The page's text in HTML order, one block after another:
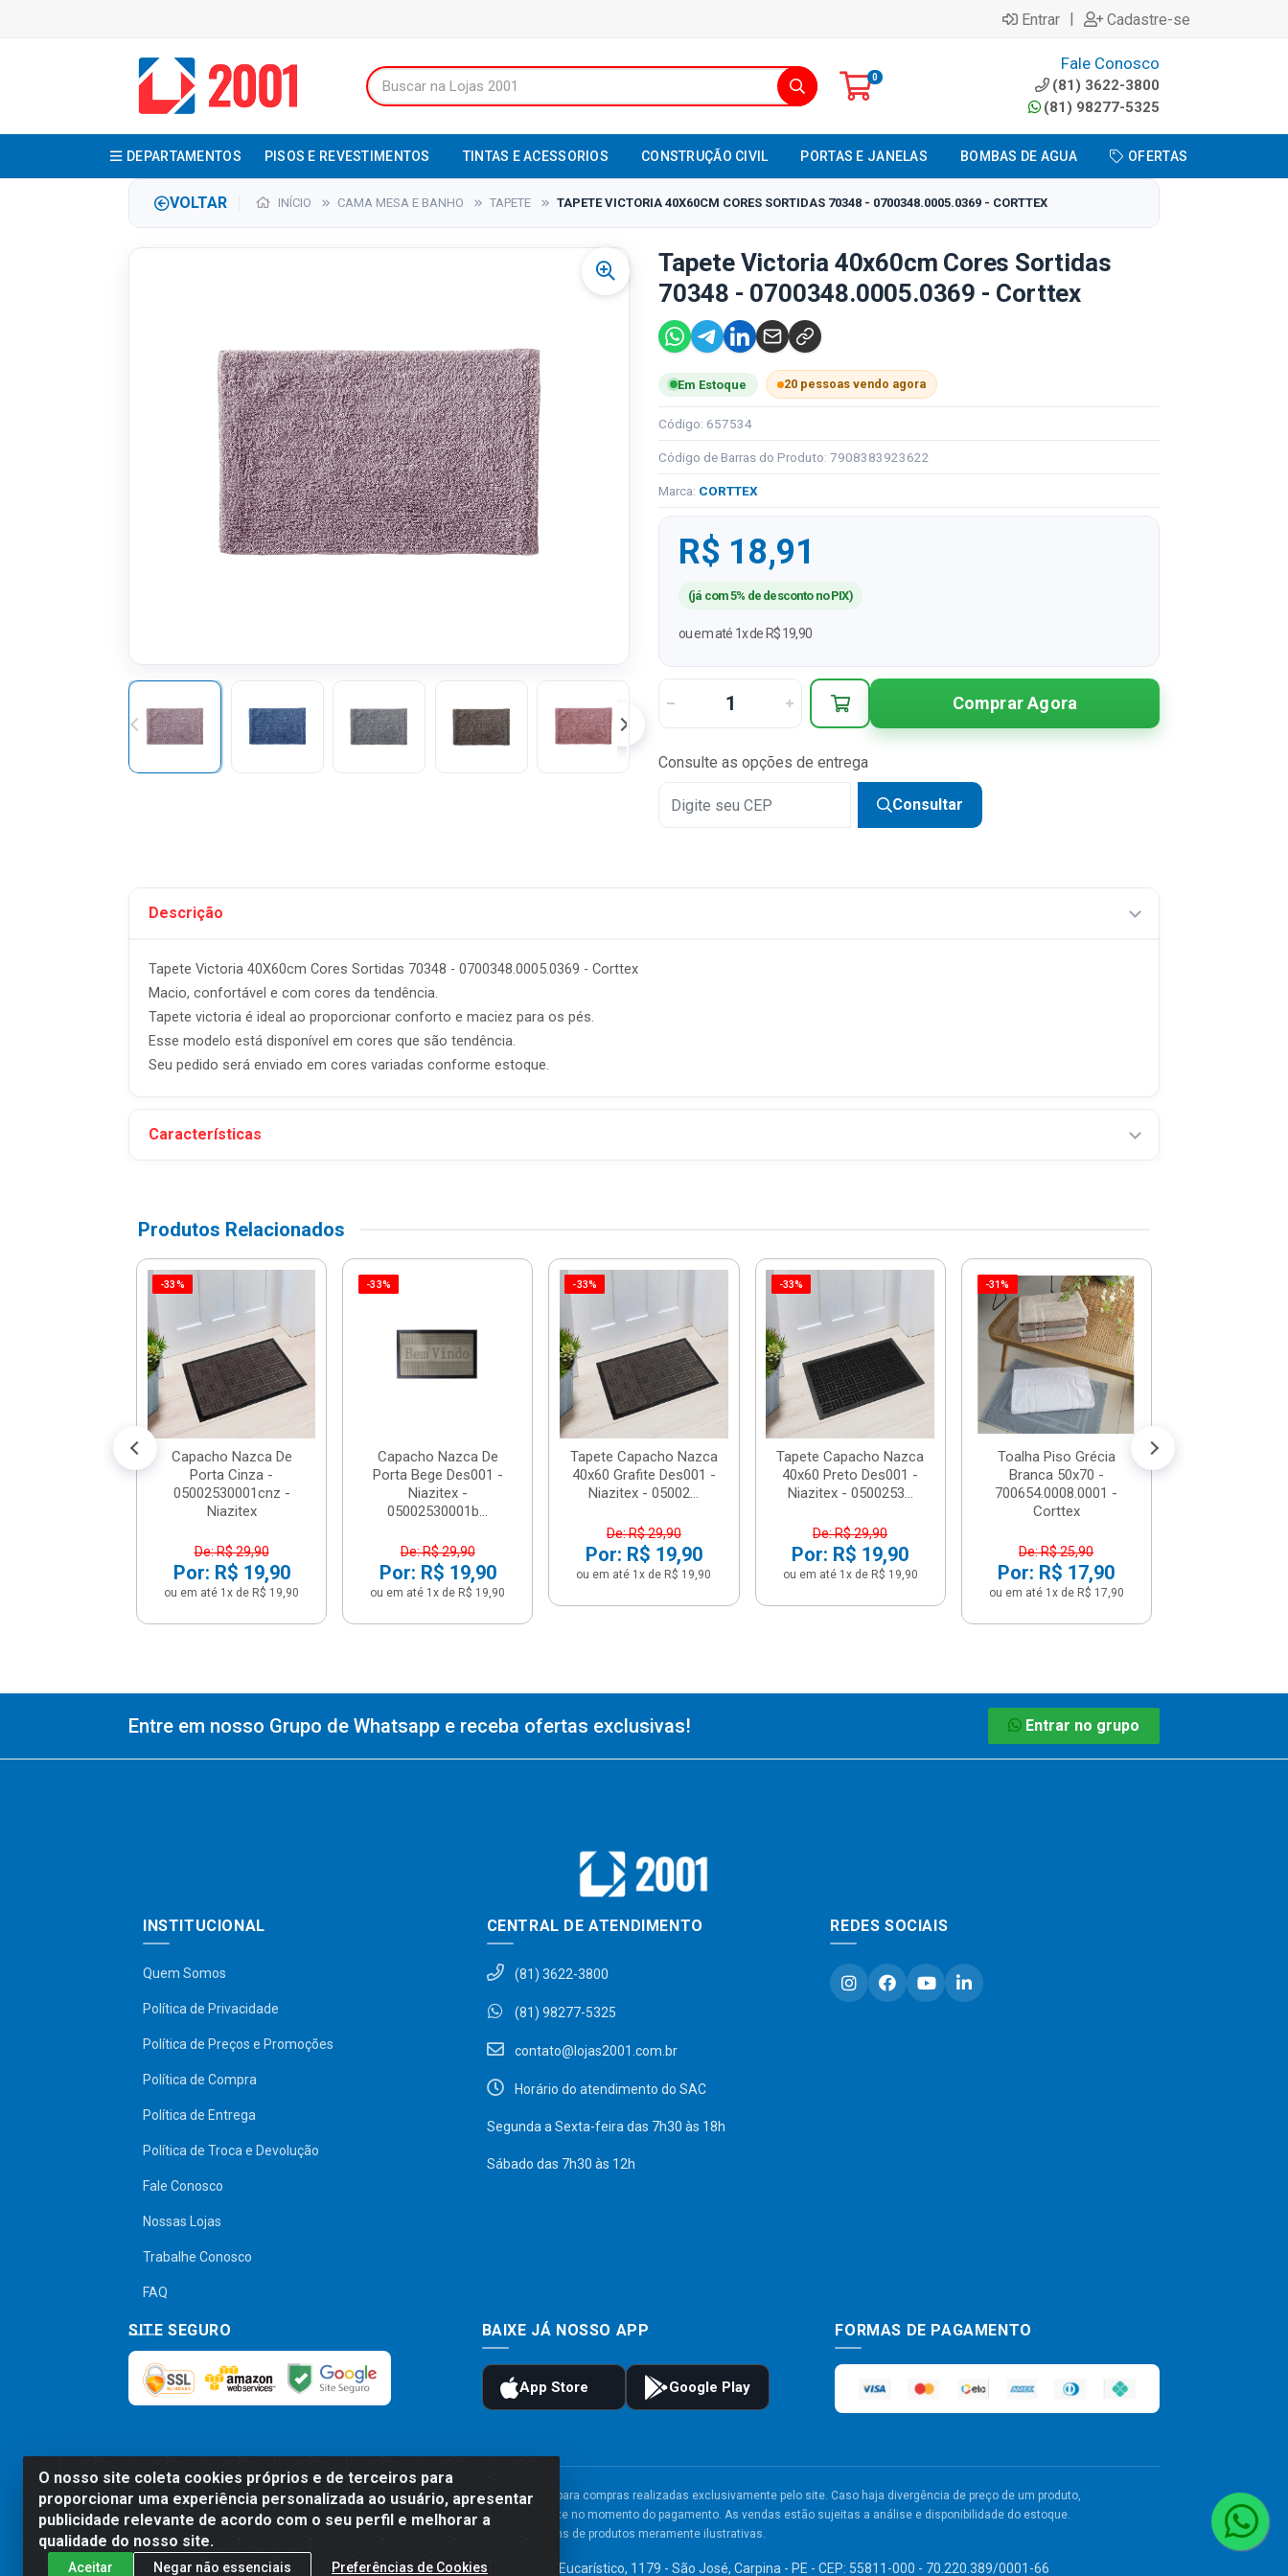
Entrar | Cadastre-se
0
Fale Conosco
(81) 3622-3800
(81) 98277-5325
DEPARTAMENTOS PISOS E REVESTIMENTOS TINTAS E ACESSORIOS CONSTRUÇÃO CIVIL PORTAS E JANELAS BOMBAS DE AGUA OFERTAS
VOLTAR INÍCIO CAMA MESA E BANHO TAPETE TAPETE VICTORIA 40X60CM CORES SORTIDAS 70348 - 0700348.0005.0369 - CORTTEX
Tapete Victoria 40x60cm Cores Sortidas
70348 - 0700348.0005.0369 - Corttex
Em Estoque 20 pessoas vendo agora
Código: 657534
Código de Barras do Produto: 7908383923622
Marca: CORTTEX
R$ 18,91
(já com 5% de desconto no PIX)
ou em até 1x de R$ 19,90
Comprar Agora
Consulte as opções de entrega
Consultar
Descrição
Tapete Victoria 40X60cm Cores Sortidas 70348 - 0700348.0005.0369 - Corttex
Macio, confortável e com cores da tendência.
Tapete victoria é ideal ao proporcionar conforto e maciez para os pés.
Esse modelo está disponível em cores que são tendência.
Seu pedido será enviado em cores variadas conforme estoque.
Características
Produtos Relacionados
-33%
Capacho Nazca De
Porta Cinza -
05002530001cnz -
Niazitex
De: R$ 29,90
Por: R$ 19,90
ou em até 1x de R$ 19,90
-33%
Capacho Nazca De
Porta Bege Des001 -
Niazitex -
05002530001b...
De: R$ 29,90
Por: R$ 19,90
ou em até 1x de R$ 19,90
-33%
Tapete Capacho Nazca
40x60 Grafite Des001 -
Niazitex - 05002...
De: R$ 29,90
Por: R$ 19,90
ou em até 1x de R$ 19,90
-33%
Tapete Capacho Nazca
40x60 Preto Des001 -
Niazitex - 0500253...
De: R$ 29,90
Por: R$ 19,90
ou em até 1x de R$ 19,90
-31%
Toalha Piso Grécia
Branca 50x70 -
700654.0008.0001 -
Corttex
De: R$ 25,90
Por: R$ 17,90
ou em até 1x de R$ 17,90
O nosso site coleta cookies próprios e de terceiros para
proporcionar uma experiência personalizada ao usuário, apresentar
publicidade relevante de acordo com o seu perfil e melhorar a
qualidade do nosso site.
Aceitar Negar não essenciais Preferências de Cookies
Entre em nosso Grupo de Whatsapp e receba ofertas exclusivas! Entrar no grupo
INSTITUCIONAL
Quem Somos
Política de Privacidade
Política de Preços e Promoções
Política de Compra
Política de Entrega
Política de Troca e Devolução
Fale Conosco
Nossas Lojas
Trabalhe Conosco
FAQ
CENTRAL DE ATENDIMENTO
(81) 3622-3800
(81) 98277-5325
contato@lojas2001.com.br
Horário do atendimento do SAC
Segunda a Sexta-feira das 7h30 às 18h
Sábado das 7h30 às 12h
REDES SOCIAIS
SITE SEGURO BAIXE JÁ NOSSO APP FORMAS DE PAGAMENTO
Preços, promoções, condições de pagamento e frete são válidos para compras realizadas exclusivamente pelo site. Caso haja divergência de preço de um produto,
será válido o preço que for exibido no carrinho de compras do site no momento do pagamento. As vendas estão sujeitas a análise e disponibilidade do estoque.
Imagens de produtos meramente ilustrativas.
Comercial de Construção 2001 LTDA - Av. Congresso Eucarístico, 1179 - São José, Carpina - PE - CEP: 55811-000 - 70.220.389/0001-66